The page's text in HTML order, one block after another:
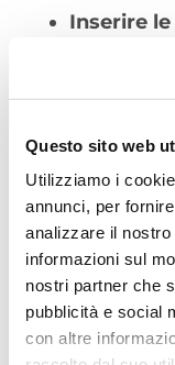
Questo sito web
Utilizziamo i
annunci, per
analizzare il
informazioni sul
nostri partner che
pubblicità e social
con altre
Inserire
offri per
risorse
conosci
Welcome.